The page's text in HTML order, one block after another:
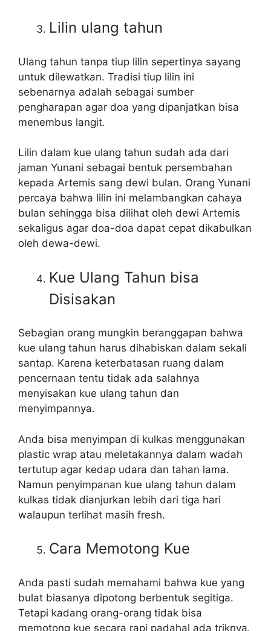
Lilin ulang tahun
Ulang tahun tanpa tiup lilin sepertinya sayang
untuk dilewatkan. Tradisi tiup lilin ini
sebenarnya adalah sebagai sumber
pengharapan agar doa yang dipanjatkan bisa
menembus langit.
Lilin dalam kue ulang tahun sudah ada dari
jaman Yunani sebagai bentuk persembahan
kepada Artemis sang dewi bulan. Orang Yunani
percaya bahwa lilin ini melambangkan cahaya
bulan sehingga bisa dilihat oleh dewi Artemis
sekaligus agar doa-doa dapat cepat dikabulkan
oleh dewa-dewi.
Kue Ulang Tahun bisa
Disisakan
Sebagian orang mungkin beranggapan bahwa
kue ulang tahun harus dihabiskan dalam sekali
santap. Karena keterbatasan ruang dalam
pencernaan tentu tidak ada salahnya
menyisakan kue ulang tahun dan
menyimpannya.
Anda bisa menyimpan di kulkas menggunakan
plastic wrap atau meletakannya dalam wadah
tertutup agar kedap udara dan tahan lama.
Namun penyimpanan kue ulang tahun dalam
kulkas tidak dianjurkan lebih dari tiga hari
walaupun terlihat masih fresh.
Cara Memotong Kue
Anda pasti sudah memahami bahwa kue yang
bulat biasanya dipotong berbentuk segitiga.
Tetapi kadang orang-orang tidak bisa
memotong kue secara rapi padahal ada triknya.